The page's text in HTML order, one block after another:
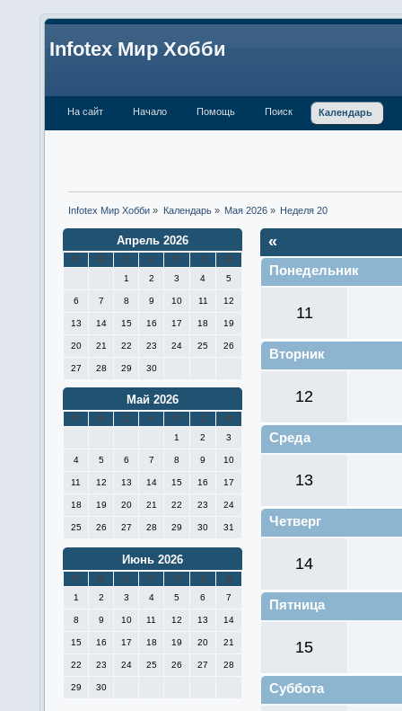
Infotex Мир Хобби
На сайт Начало Помощь Поиск Календарь
Infotex Мир Хобби » Календарь» Мая 2026» Неделя 20
Апрель 2026
П В С Ч П С
В
1
2 3 4 5
6 7 8 9 10 11 12
13 14 15 16 17 18 19
20 21 22 23 24 25 26
27 28 29 30
Май 2026
П В С Ч П С
В
1
2 3
4 5 6 7 8 9 10
11 12 13 14 15 16 17
18 19 20 21 22 23 24
25 26 27 28 29 30 31
Июнь 2026
П В С Ч П С
В
1
2 3 4 5 6 7
8 9 10 11 12 13 14
15 16 17 18 19 20 21
22 23 24 25 26 27 28
29 30
«
Понедельник
11
Вторник
12
Среда
13
Четверг
14
Пятница
15
Суббота